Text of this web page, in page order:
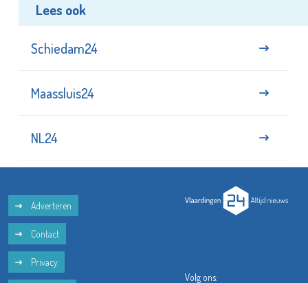
Lees ook
Schiedam24
Maassluis24
NL24
Adverteren
Contact
Privacy
Volg ons: